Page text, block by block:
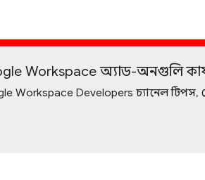
Workspace অ্যাড-অনগুলি
Workspace Developers চ্যানেল টিপস,